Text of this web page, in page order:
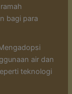
bagi para
air dan
teknologi